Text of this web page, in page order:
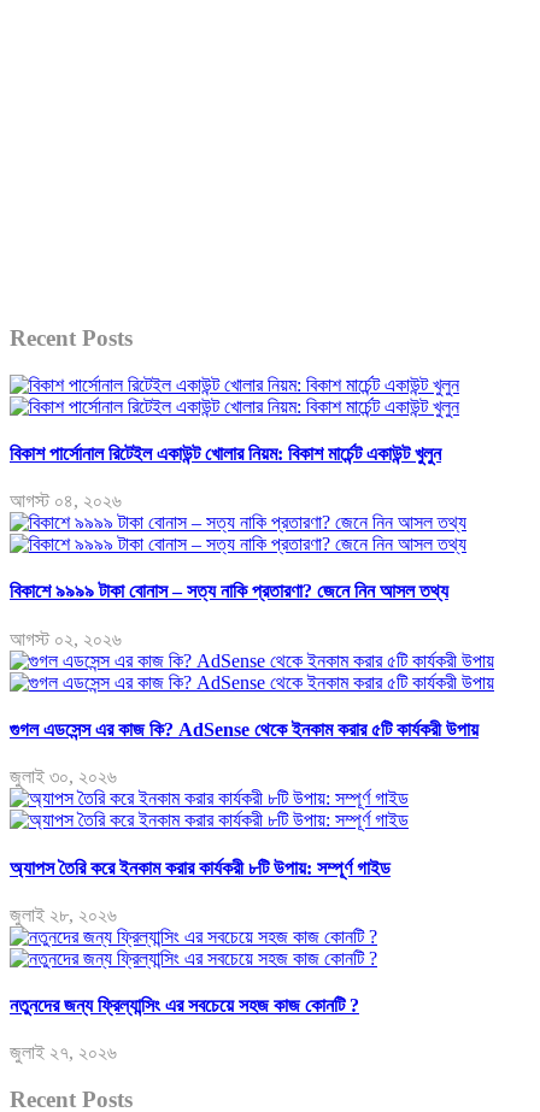
Recent Posts
বিকাশ পার্সোনাল রিটেইল একাউন্ট খোলার নিয়ম: বিকাশ মার্চেন্ট একাউন্ট খুলুন
আগস্ট ০৪, ২০২৬
বিকাশে ৯৯৯৯ টাকা বোনাস – সত্য নাকি প্রতারণা? জেনে নিন আসল তথ্য
আগস্ট ০২, ২০২৬
গুগল এডসেন্স এর কাজ কি? AdSense থেকে ইনকাম করার ৫টি কার্যকরী উপায়
জুলাই ৩০, ২০২৬
অ্যাপস তৈরি করে ইনকাম করার কার্যকরী ৮টি উপায়: সম্পূর্ণ গাইড
জুলাই ২৮, ২০২৬
নতুনদের জন্য ফ্রিল্যান্সিং এর সবচেয়ে সহজ কাজ কোনটি ?
জুলাই ২৭, ২০২৬
Recent Posts